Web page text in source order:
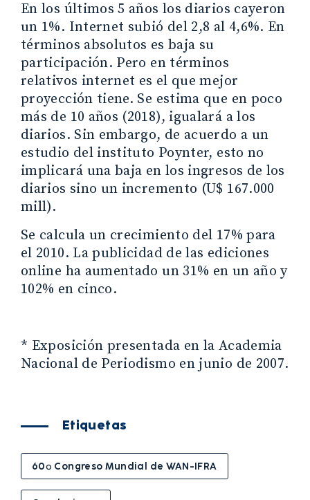
En los últimos 5 años los diarios cayeron
un 1%. Internet subió del 2,8 al 4,6%. En
términos absolutos es baja su
participación. Pero en términos
relativos internet es el que mejor
proyección tiene. Se estima que en poco
más de 10 años (2018), igualará a los
diarios. Sin embargo, de acuerdo a un
estudio del instituto Poynter, esto no
implicará una baja en los ingresos de los
diarios sino un incremento (U$ 167.000
mill).
Se calcula un crecimiento del 17% para
el 2010. La publicidad de las ediciones
online ha aumentado un 31% en un año y
102% en cinco.
* Exposición presentada en la Academia
Nacional de Periodismo en junio de 2007.
Etiquetas
60º Congreso Mundial de WAN-IFRA